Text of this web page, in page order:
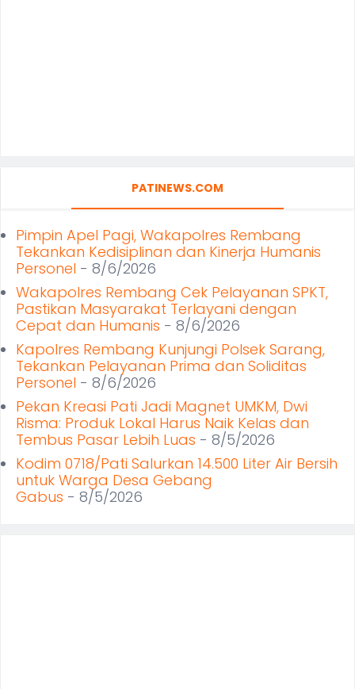
PATINEWS.COM
Pimpin Apel Pagi, Wakapolres Rembang
Tekankan Kedisiplinan dan Kinerja Humanis
Personel - 8/6/2026
Wakapolres Rembang Cek Pelayanan SPKT,
Pastikan Masyarakat Terlayani dengan
Cepat dan Humanis - 8/6/2026
Kapolres Rembang Kunjungi Polsek Sarang,
Tekankan Pelayanan Prima dan Soliditas
Personel - 8/6/2026
Pekan Kreasi Pati Jadi Magnet UMKM, Dwi
Risma: Produk Lokal Harus Naik Kelas dan
Tembus Pasar Lebih Luas - 8/5/2026
Kodim 0718/Pati Salurkan 14.500 Liter Air Bersih
untuk Warga Desa Gebang
Gabus - 8/5/2026